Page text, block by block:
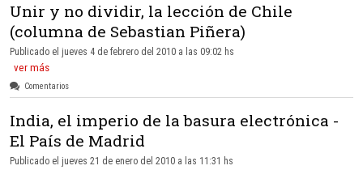
Unir y no dividir, la lección de Chile
(columna de Sebastian Piñera)
Publicado el jueves 4 de febrero del 2010 a las 09:02 hs
ver más
Comentarios
India, el imperio de la basura electrónica -
El País de Madrid
Publicado el jueves 21 de enero del 2010 a las 11:31 hs